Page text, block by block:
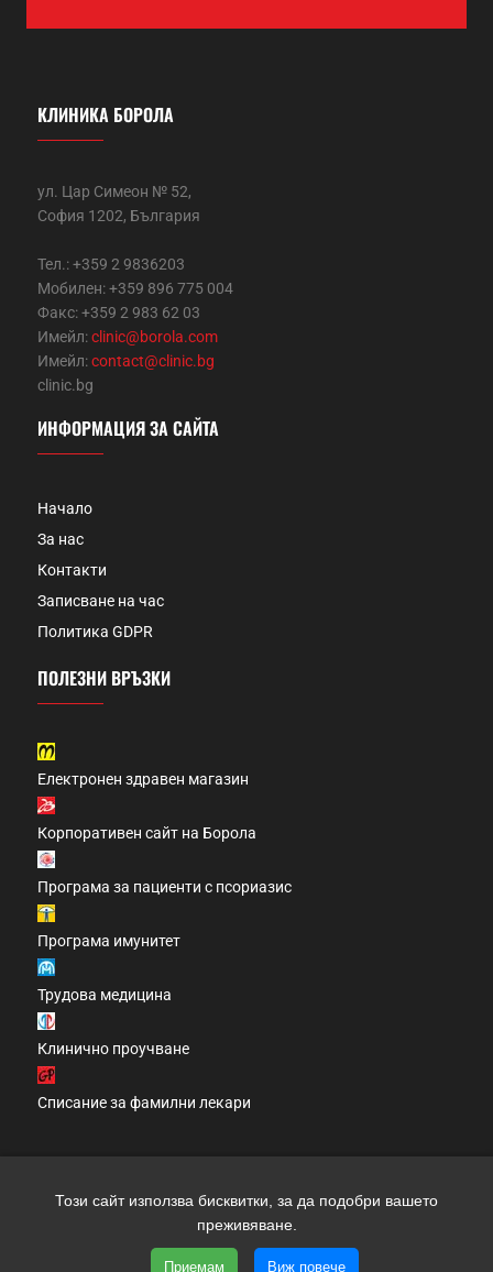
КЛИНИКА БОРОЛА
ул. Цар Симеон № 52,
София 1202, България
Тел.: +359 2 9836203
Мобилен: +359 896 775 004
Факс: +359 2 983 62 03
Имейл:clinic@borola.com
Имейл:contact@clinic.bg
clinic.bg
ИНФОРМАЦИЯ ЗА САЙТА
Начало
За нас
Контакти
Записване на час
Политика GDPR
ПОЛЕЗНИ ВРЪЗКИ
Електронен здравен магазин
Корпоративен сайт на Борола
Програма за пациенти с псориазис
Програма имунитет
Трудова медицина
Клинично проучване
Списание за фамилни лекари
Copyright 2026 clinic.bg | Всички права запазени | Уеб
дизайн и SEO от трибест
Този сайт използва бисквитки, за да подобри вашето
преживяване.
Приемам Виж повече